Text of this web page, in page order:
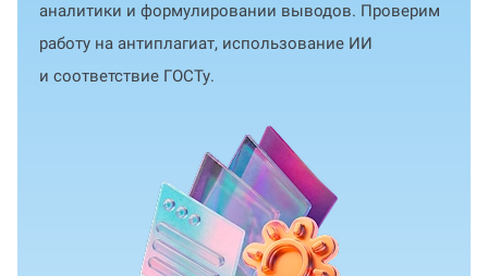
аналитики и формулировании выводов. Проверим
работу на антиплагиат, использование ИИ
и соответствие ГОСТу.